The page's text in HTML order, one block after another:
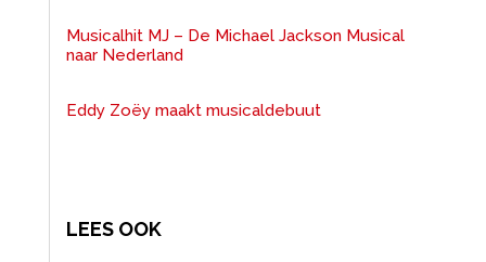
Musicalhit MJ – De Michael Jackson Musical
naar Nederland
Eddy Zoëy maakt musicaldebuut
LEES OOK